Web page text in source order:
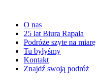
O nas
25 lat Biura Rapala
Podróże szyte na miarę
Tu byłyśmy
Kontakt
Znajdź swoją podróż